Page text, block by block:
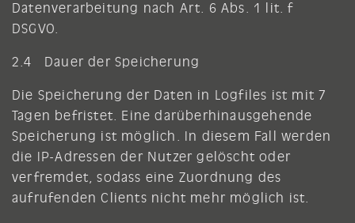
Datenverarbeitung nach Art. 6 Abs. 1 lit. f
DSGVO.
2.4 Dauer der Speicherung
Die Speicherung der Daten in Logfiles ist mit 7
Tagen befristet. Eine darüberhinausgehende
Speicherung ist möglich. In diesem Fall werden
die IP-Adressen der Nutzer gelöscht oder
verfremdet, sodass eine Zuordnung des
aufrufenden Clients nicht mehr möglich ist.